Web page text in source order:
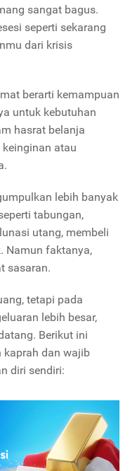
sangat bagus.
seperti sekarang
dari krisis
berarti kemampuan
untuk kebutuhan
hasrat belanja
atau
lebih banyak
tabungan,
utang, membeli
Namun faktanya,
sasaran.
tetapi pada
lebih besar,
Berikut ini
kaprah dan wajib
diri sendiri: